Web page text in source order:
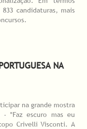
candidaturas, mais
NA
na grande mostra
"Faz escuro mas eu
Crivelli Visconti. A